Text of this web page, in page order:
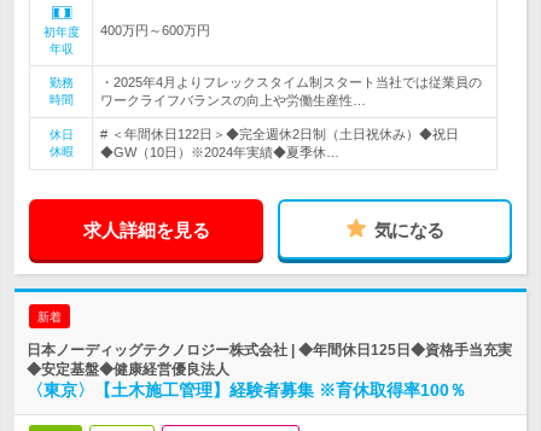
初年度
年収
400万円～600万円
勤務
時間
・2025年4月よりフレックスタイム制スタート当社では従業員の
ワークライフバランスの向上や労働生産性…
休日
休暇
# ＜年間休日122日＞◆完全週休2日制（土日祝休み）◆祝日
◆GW（10日）※2024年実績◆夏季休…
求人詳細を見る 気になる
新着
日本ノーディッグテクノロジー株式会社 | ◆年間休日125日◆資格手当充実
◆安定基盤◆健康経営優良法人
〈東京〉【土木施工管理】経験者募集 ※育休取得率100％